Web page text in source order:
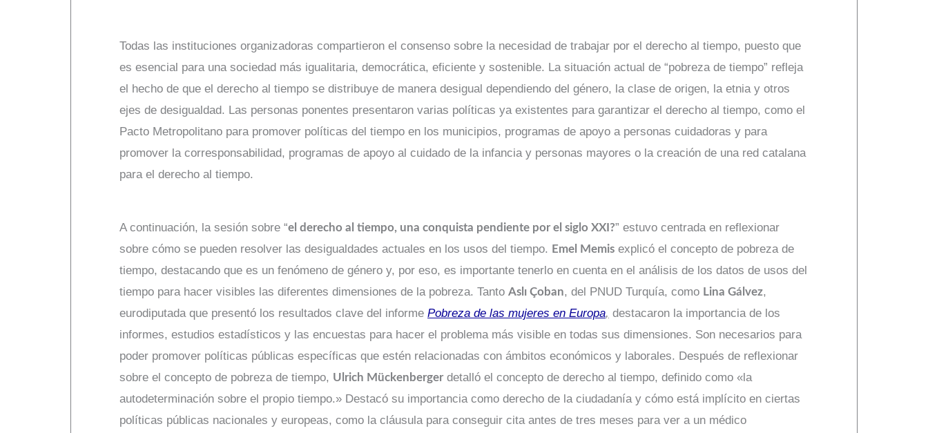
Todas las instituciones organizadoras compartieron el consenso sobre la necesidad de trabajar por el derecho al tiempo, puesto que
es esencial para una sociedad más igualitaria, democrática, eficiente y sostenible. La situación actual de “pobreza de tiempo” refleja
el hecho de que el derecho al tiempo se distribuye de manera desigual dependiendo del género, la clase de origen, la etnia y otros
ejes de desigualdad. Las personas ponentes presentaron varias políticas ya existentes para garantizar el derecho al tiempo, como el
Pacto Metropolitano para promover políticas del tiempo en los municipios, programas de apoyo a personas cuidadoras y para
promover la corresponsabilidad, programas de apoyo al cuidado de la infancia y personas mayores o la creación de una red catalana
para el derecho al tiempo.
A continuación, la sesión sobre “el derecho al tiempo, una conquista pendiente por el siglo XXI?” estuvo centrada en reflexionar
sobre cómo se pueden resolver las desigualdades actuales en los usos del tiempo. Emel Memis explicó el concepto de pobreza de
tiempo, destacando que es un fenómeno de género y, por eso, es importante tenerlo en cuenta en el análisis de los datos de usos del
tiempo para hacer visibles las diferentes dimensiones de la pobreza. Tanto Aslı Çoban, del PNUD Turquía, como Lina Gálvez,
eurodiputada que presentó los resultados clave del informe Pobreza de las mujeres en Europa, destacaron la importancia de los
informes, estudios estadísticos y las encuestas para hacer el problema más visible en todas sus dimensiones. Son necesarios para
poder promover políticas públicas específicas que estén relacionadas con ámbitos económicos y laborales. Después de reflexionar
sobre el concepto de pobreza de tiempo, Ulrich Mückenbergerdetalló el concepto de derecho al tiempo, definido como «la
autodeterminación sobre el propio tiempo.» Destacó su importancia como derecho de la ciudadanía y cómo está implícito en ciertas
políticas públicas nacionales y europeas, como la cláusula para conseguir cita antes de tres meses para ver a un médico